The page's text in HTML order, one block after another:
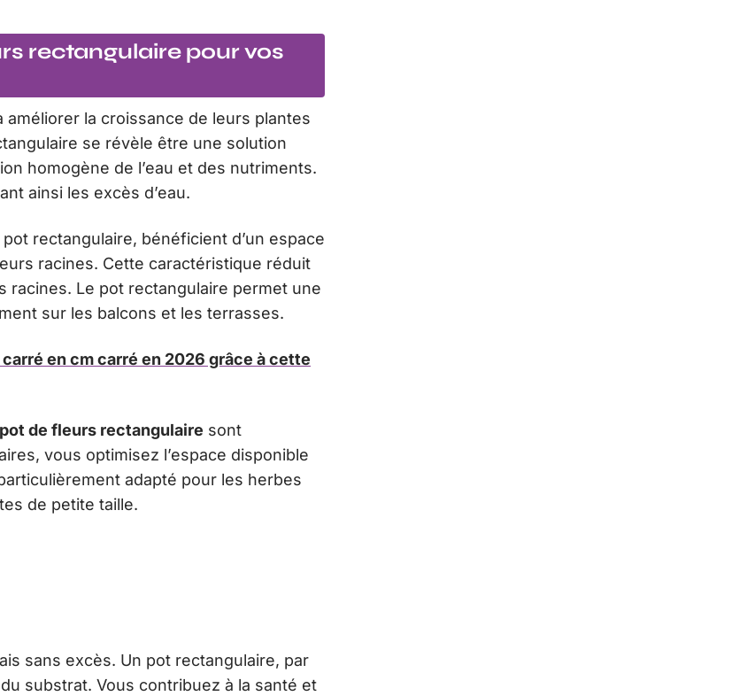
rectangulaire pour vos
la croissance de leurs plantes
se révèle être une solution
homogène de l’eau et des nutriments.
ainsi les excès d’eau.
rectangulaire, bénéficient d’un espace
racines. Cette caractéristique réduit
Le pot rectangulaire permet une
sur les balcons et les terrasses.
en cm carré en 2026 grâce à cette
de fleurs rectangulaire sont
vous optimisez l’espace disponible
adapté pour les herbes
de petite taille.
sans excès. Un pot rectangulaire, par
substrat. Vous contribuez à la santé et